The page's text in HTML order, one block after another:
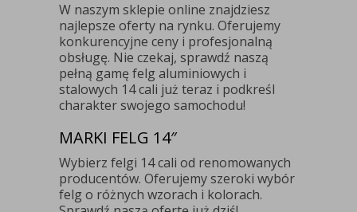
W naszym sklepie online znajdziesz
najlepsze oferty na rynku. Oferujemy
konkurencyjne ceny i profesjonalną
obsługę. Nie czekaj, sprawdź naszą
pełną gamę felg aluminiowych i
stalowych 14 cali już teraz i podkreśl
charakter swojego samochodu!
MARKI FELG 14″
Wybierz felgi 14 cali od renomowanych
producentów. Oferujemy szeroki wybór
felg o różnych wzorach i kolorach.